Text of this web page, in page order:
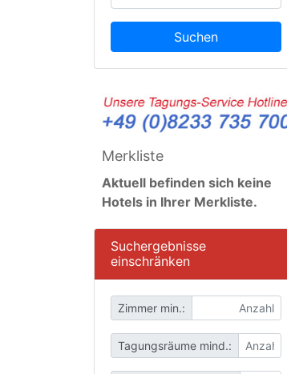
Suchen
Merkliste
Aktuell befinden sich keine
Hotels in Ihrer Merkliste.
Suchergebnisse
einschränken
Zimmer min.:
Tagungsräume mind.: